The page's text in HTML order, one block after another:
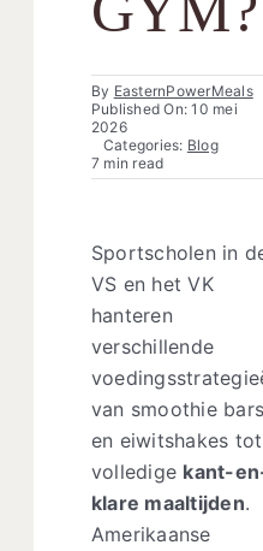
By EasternPowerMeals
Published On: 10 mei
2026
Categories: Blog
7 min read
Sportscholen in
VS en het VK
hanteren
verschillende
van smoothie bars
en eiwitshakes tot
volledige kant-
klare maaltijden.
Amerikaanse